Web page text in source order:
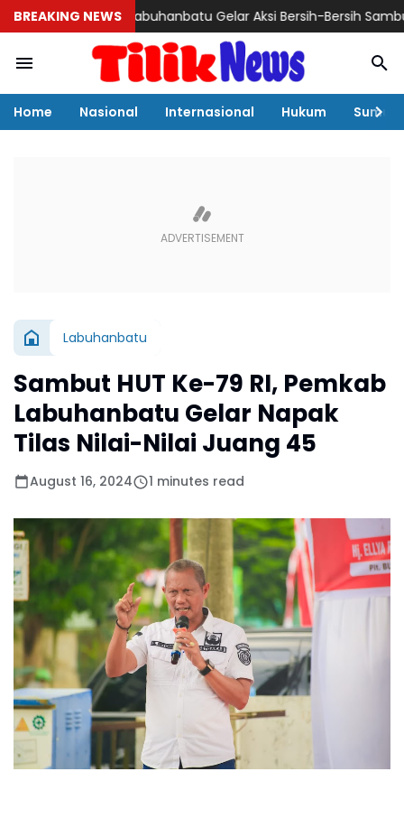
BREAKING NEWS
Labuhanbatu Gelar Aksi Bersih-Bersih Sambut HUT Ke-
Home Nasional Internasional Hukum Sumut
Labuhanbatu
Sambut HUT Ke-79 RI, Pemkab
Labuhanbatu Gelar Napak
Tilas Nilai-Nilai Juang 45
August 16, 2024 1 minutes read